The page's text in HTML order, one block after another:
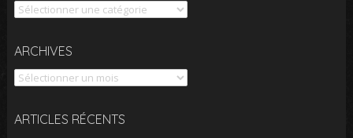
Catégories
ARCHIVES
Archives
ARTICLES RÉCENTS